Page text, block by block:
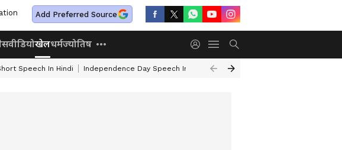
Add Preferred Source
वीडियोखेलधर्मज्योतिष
Speech In Hindi Independence Day Speech In Hindi Air India Turbulence